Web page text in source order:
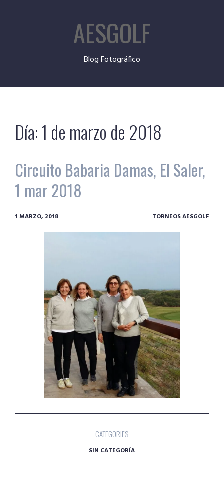
AESGOLF
Blog Fotográfico
Día:1 de marzo de 2018
Circuito Babaria Damas, El Saler,
1 mar 2018
1 MARZO, 2018 TORNEOS AESGOLF
CATEGORIES
SIN CATEGORÍA